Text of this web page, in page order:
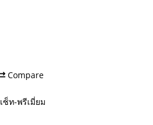
Compare
เซ็ท-พรีเมี่ยม